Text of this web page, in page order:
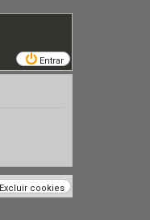
Entrar
Excluir cookies